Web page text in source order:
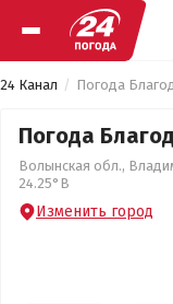
24 Канал Погода
Погода
Волынская обл.,
24.25°В
Изменить город